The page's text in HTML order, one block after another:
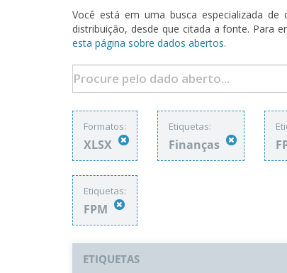
Você está em uma busca especializada
distribuição, desde que citada a fonte. Para
esta página sobre dados abertos.
Formatos:
XLSX
Etiquetas:
Finanças
Etiquetas:
FPM
ETIQUETAS